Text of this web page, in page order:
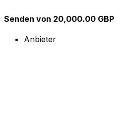
Senden von 20,000.00 GBP
Anbieter